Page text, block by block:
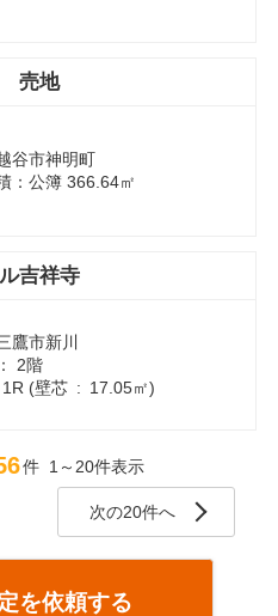
売地
谷市神明町
：公簿 366.64㎡
吉祥寺
鷹市新川
2階
1R (壁芯 : 17.05㎡)
件 1～20件表示
次の20件へ
を依頼する